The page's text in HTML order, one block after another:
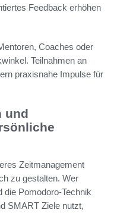
Feedback erhöhen
Coaches oder
Teilnahmen an
praxisnahe Impulse für
und
Zeitmanagement
zu gestalten. Wer
die Pomodoro-Technik
SMART Ziele nutzt,